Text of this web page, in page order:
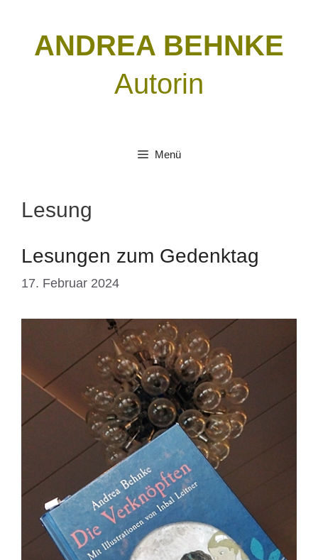
springenANDREA BEHNKE
Autorin
Menü
Lesung
Lesungen zum Gedenktag
17. Februar 2024